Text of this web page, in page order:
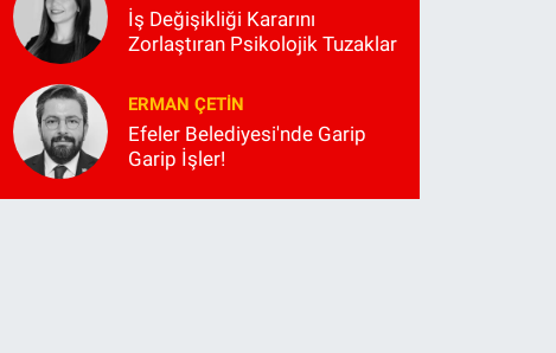
İş Değişikliği Kararını
Zorlaştıran Psikolojik Tuzaklar
ERMAN ÇETIN
Efeler Belediyesi'nde Garip
Garip İşler!